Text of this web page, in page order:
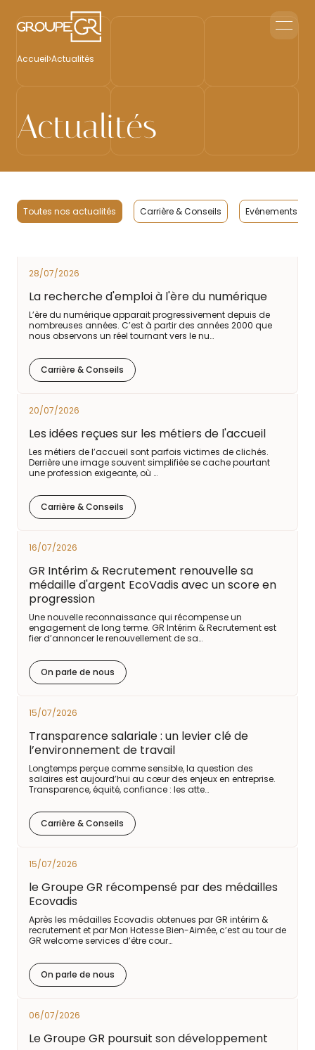
Accueil Actualités
Actualités
Toutes nos actualités Carrière & Conseils Evénements
28/07/2026
La recherche d'emploi à l'ère du numérique
L’ère du numérique apparait progressivement depuis de
nombreuses années. C’est à partir des années 2000 que
nous observons un réel tournant vers le nu…
Carrière & Conseils
20/07/2026
Les idées reçues sur les métiers de l'accueil
Les métiers de l’accueil sont parfois victimes de clichés.
Derrière une image souvent simplifiée se cache pourtant
une profession exigeante, où …
Carrière & Conseils
16/07/2026
GR Intérim & Recrutement renouvelle sa
médaille d'argent EcoVadis avec un score en
progression
Une nouvelle reconnaissance qui récompense un
engagement de long terme. GR Intérim & Recrutement est
fier d’annoncer le renouvellement de sa…
On parle de nous
15/07/2026
Transparence salariale : un levier clé de
l’environnement de travail
Longtemps perçue comme sensible, la question des
salaires est aujourd’hui au cœur des enjeux en entreprise.
Transparence, équité, confiance : les atte…
Carrière & Conseils
15/07/2026
le Groupe GR récompensé par des médailles
Ecovadis
Après les médailles Ecovadis obtenues par GR intérim &
recrutement et par Mon Hotesse Bien-Aimée, c’est au tour de
GR welcome services d’être cour…
On parle de nous
06/07/2026
Le Groupe GR poursuit son développement